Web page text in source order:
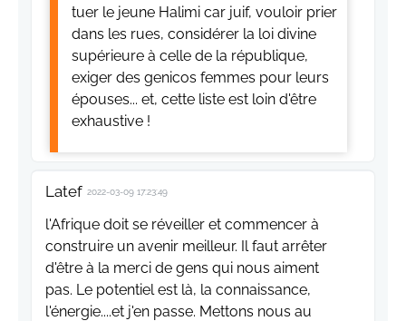
tuer le jeune Halimi car juif, vouloir prier
dans les rues, considérer la loi divine
supérieure à celle de la république,
exiger des genicos femmes pour leurs
épouses... et, cette liste est loin d'être
exhaustive !
Latef 2022-03-09 17:23:49
l'Afrique doit se réveiller et commencer à
construire un avenir meilleur. Il faut arrêter
d'être à la merci de gens qui nous aiment
pas. Le potentiel est là, la connaissance,
l'énergie....et j'en passe. Mettons nous au